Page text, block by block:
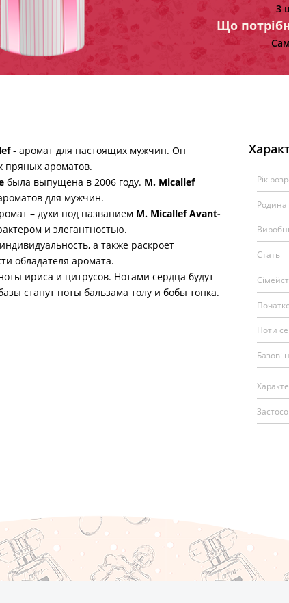
3
Що
- аромат для настоящих мужчин. Он
пряных ароматов.
была выпущена в 2006 году. M. Micallef
для мужчин.
– духи под названием M. Micallef Avant-
и элегантностью.
а также раскроет
обладателя аромата.
ириса и цитрусов. Нотами сердца будут
станут ноты бальзама толу и бобы тонка.
Рік
Родина
Стать
Ноти
Базові